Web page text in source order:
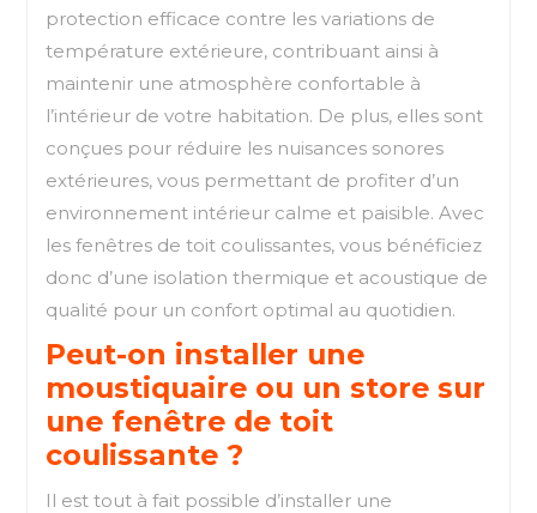
protection efficace contre les variations de
température extérieure, contribuant ainsi à
maintenir une atmosphère confortable à
l’intérieur de votre habitation. De plus, elles sont
conçues pour réduire les nuisances sonores
extérieures, vous permettant de profiter d’un
environnement intérieur calme et paisible. Avec
les fenêtres de toit coulissantes, vous bénéficiez
donc d’une isolation thermique et acoustique de
qualité pour un confort optimal au quotidien.
Peut-on installer une
moustiquaire ou un store sur
une fenêtre de toit
coulissante ?
Il est tout à fait possible d’installer une